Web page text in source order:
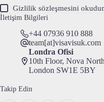
Gizlilik sözleşmesini
İletişim Bilgileri
+44 07936 910 888
team[at]visavisuk.com
Londra Ofisi
10th Floor, Nova
London SW1E 5BY
Takip Edin